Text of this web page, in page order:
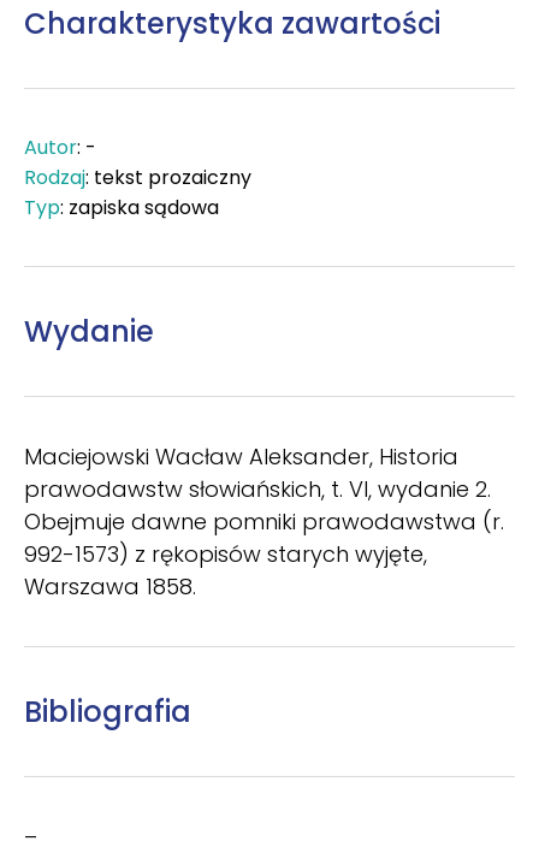
Charakterystyka zawartości
Autor: -
Rodzaj: tekst prozaiczny
Typ: zapiska sądowa
Wydanie
Maciejowski Wacław Aleksander, Historia
prawodawstw słowiańskich, t. VI, wydanie 2.
Obejmuje dawne pomniki prawodawstwa (r.
992-1573) z rękopisów starych wyjęte,
Warszawa 1858.
Bibliografia
–